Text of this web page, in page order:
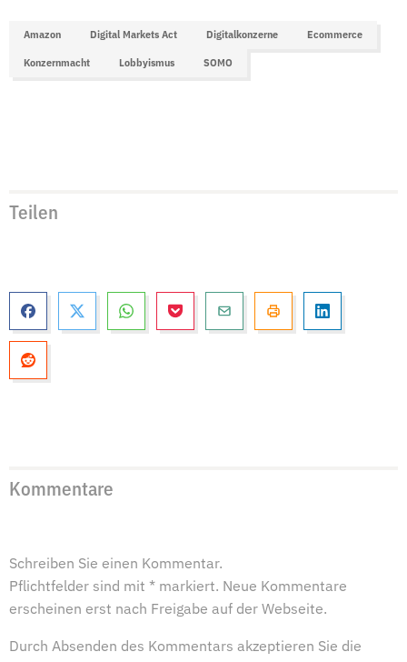
Amazon Digital Markets Act Digitalkonzerne Ecommerce
Konzernmacht Lobbyismus SOMO
Teilen
Kommentare
Schreiben Sie einen Kommentar.
Pflichtfelder sind mit * markiert. Neue Kommentare
erscheinen erst nach Freigabe auf der Webseite.
Durch Absenden des Kommentars akzeptieren Sie die